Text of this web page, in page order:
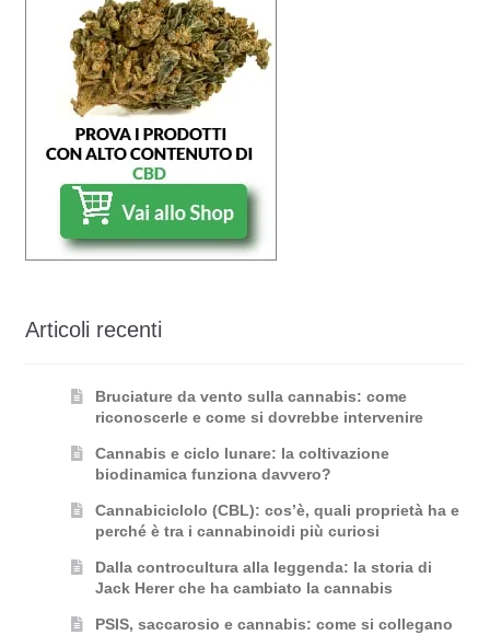
Articoli recenti
Bruciature da vento sulla cannabis: come
riconoscerle e come si dovrebbe intervenire
Cannabis e ciclo lunare: la coltivazione
biodinamica funziona davvero?
Cannabiciclolo (CBL): cos’è, quali proprietà ha e
perché è tra i cannabinoidi più curiosi
Dalla controcultura alla leggenda: la storia di
Jack Herer che ha cambiato la cannabis
PSIS, saccarosio e cannabis: come si collegano